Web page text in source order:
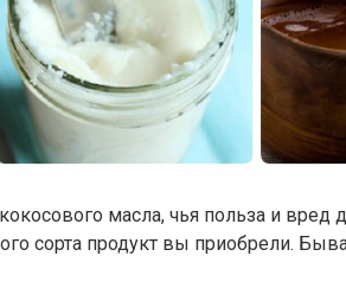
масла, чья польза и вред
сорта продукт вы приобрели.